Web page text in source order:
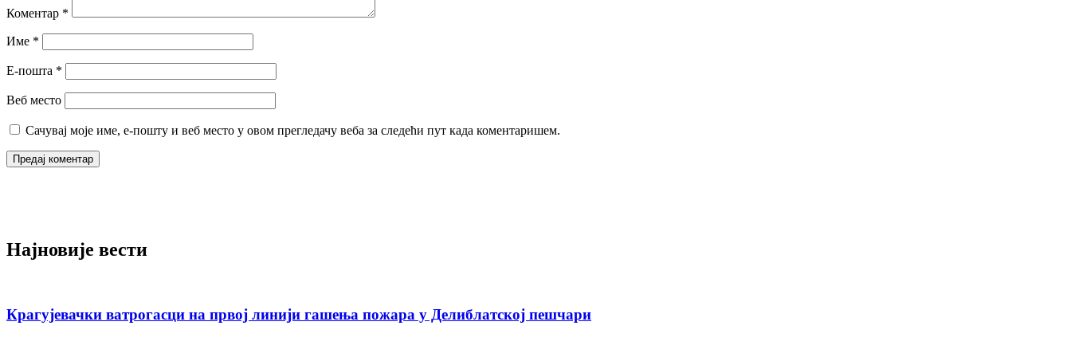
Коментар *
Име *
Е-пошта *
Веб место
Сачувај моје име, е-пошту и веб место у овом прегледачу веба за следећи пут када коментаришем.
Најновије вести
Крагујевачки ватрогасци на првој линији гашења пожара у Делиблатској пешчари